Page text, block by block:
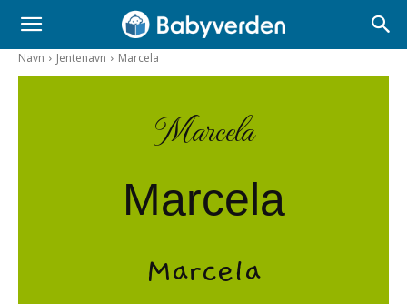
Navn Jentenavn Marcela
Marcela
Marcela
Marcela